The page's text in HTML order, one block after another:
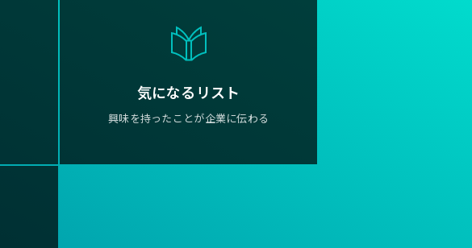
気になるリスト
興味を持ったことが企業に伝わる